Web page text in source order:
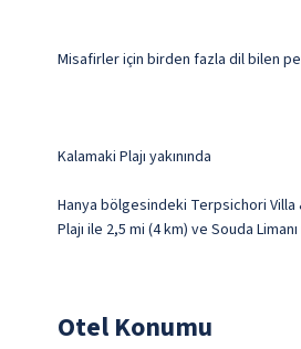
Misafirler için birden fazla dil bilen
Kalamaki Plajı yakınında
Hanya bölgesindeki Terpsichori Villa
Plajı ile 2,5 mi (4 km) ve Souda
Otel Konumu